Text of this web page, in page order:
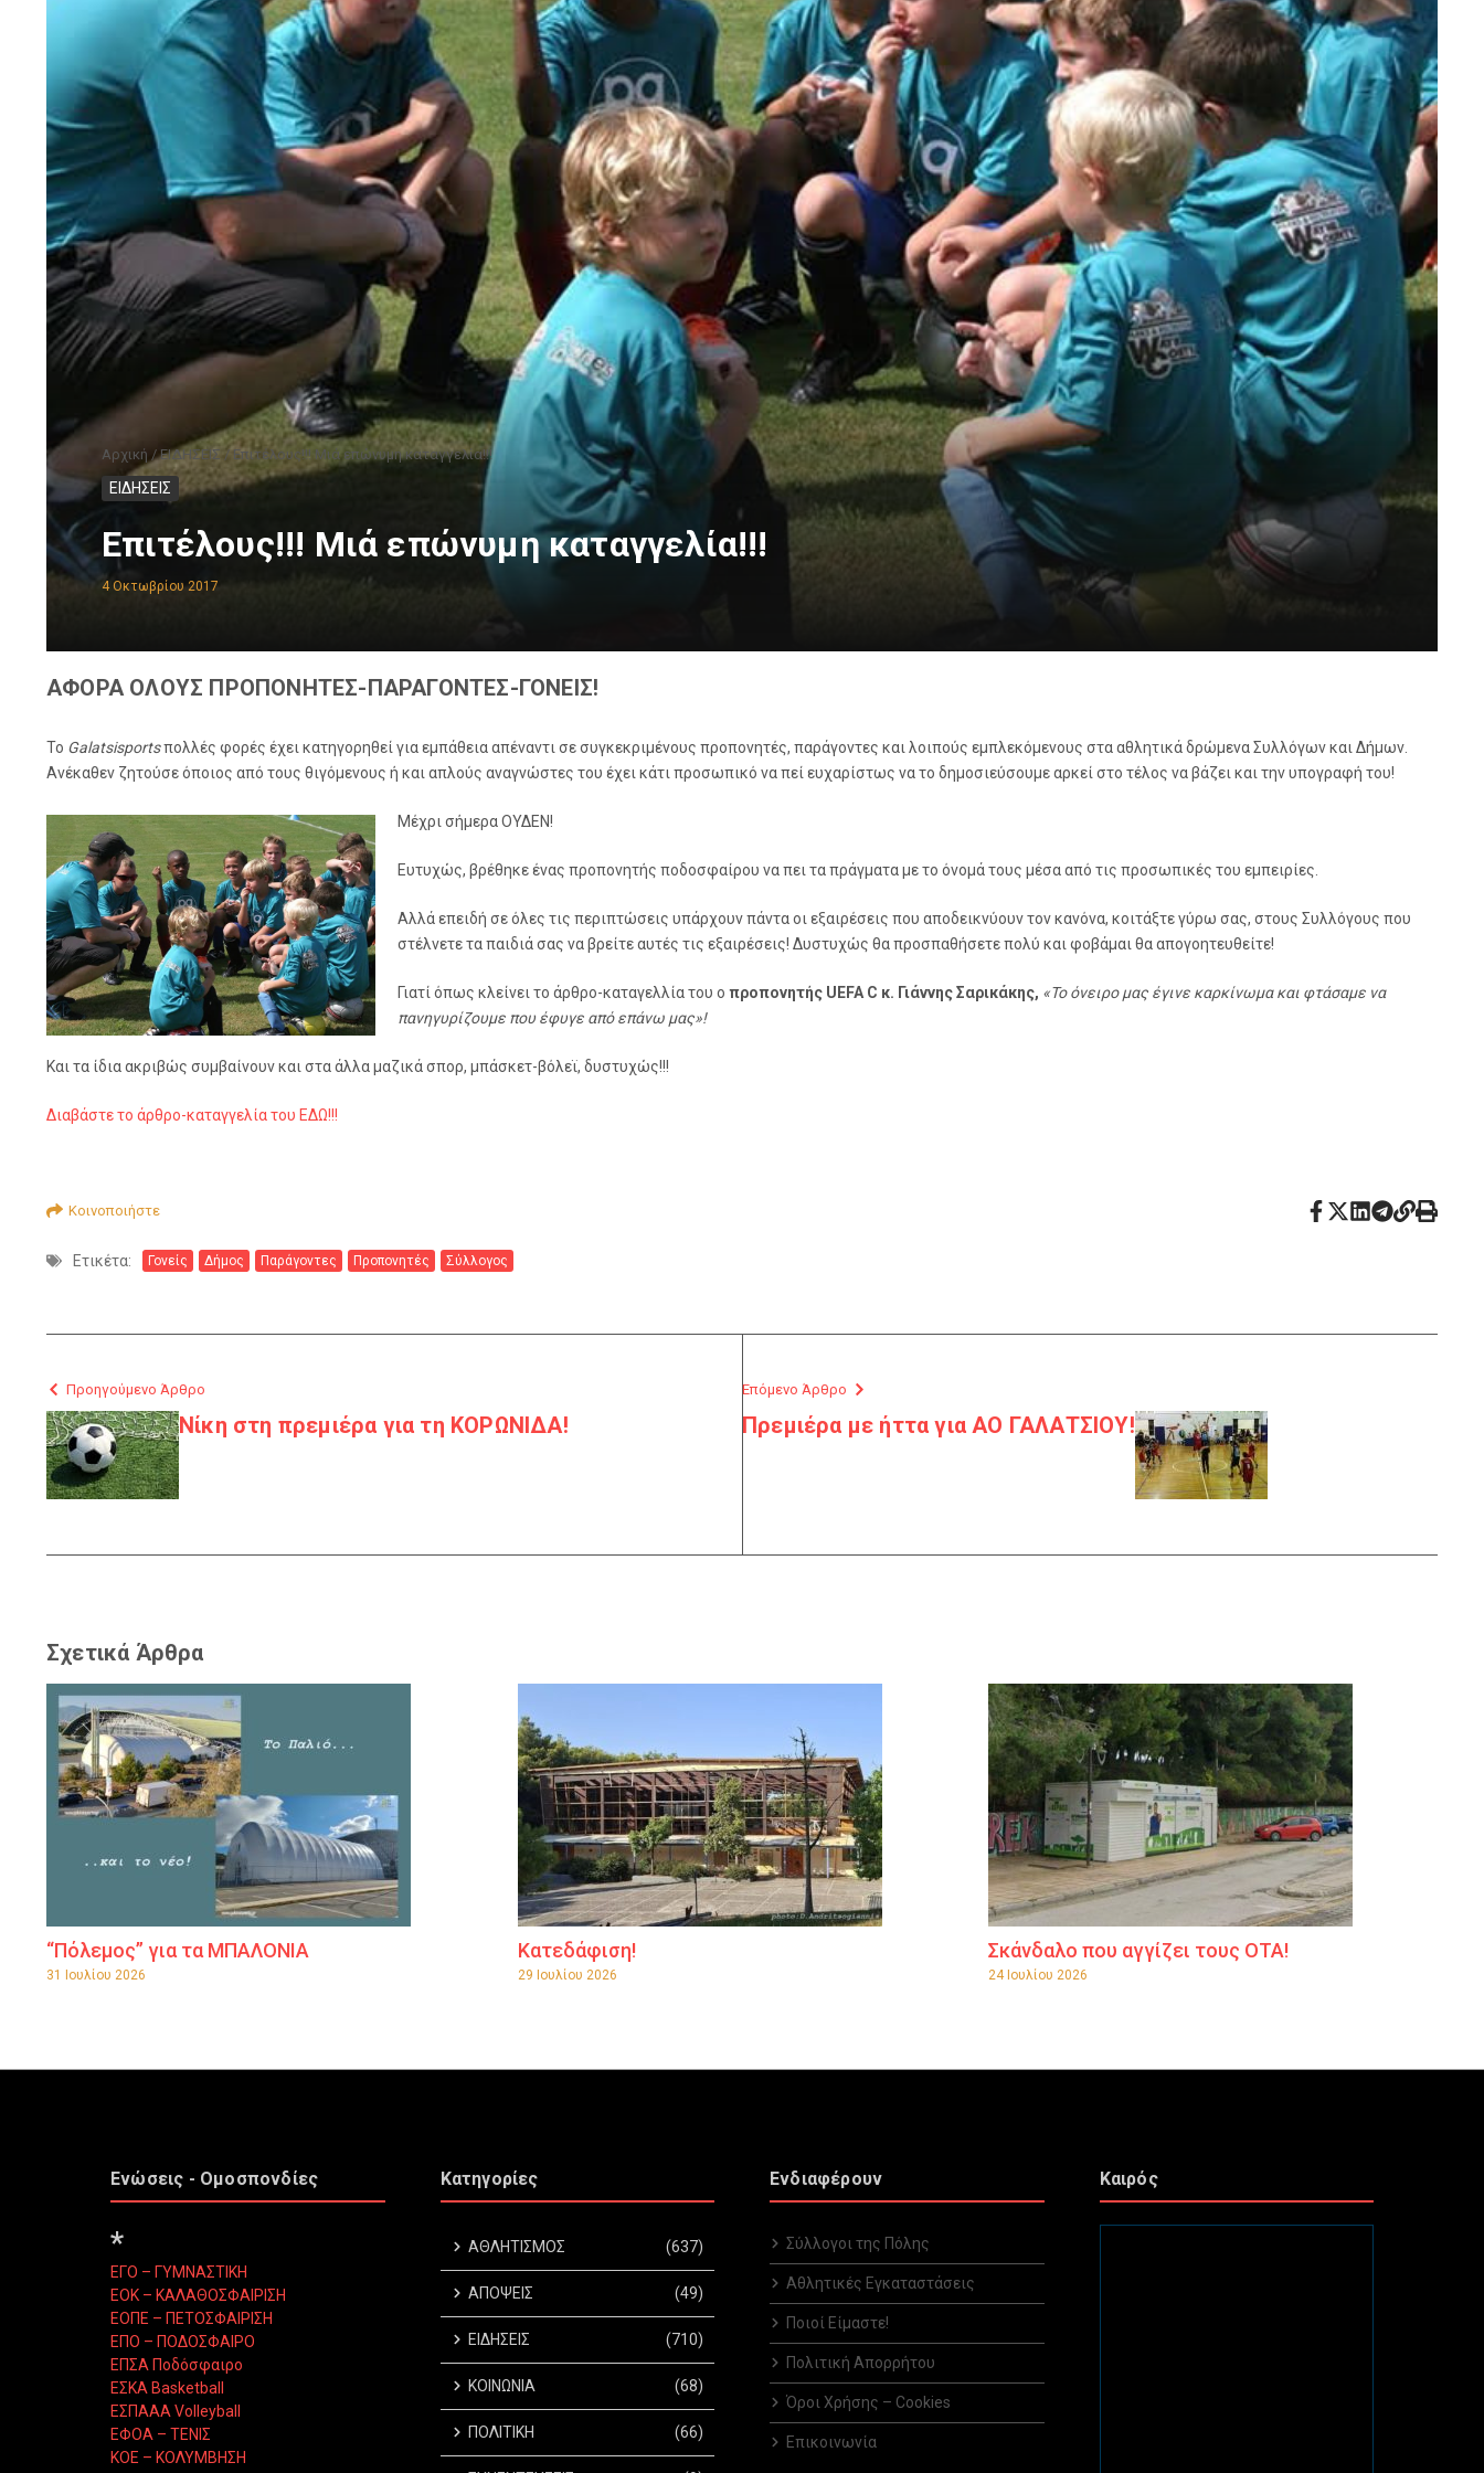
Αρχική /ΕΙΔΗΣΕΙΣ /Επιτέλους!!! Μιά επώνυμη καταγγελία!!!
ΕΙΔΗΣΕΙΣ
Επιτέλους!!! Μιά επώνυμη καταγγελία!!!
4 Οκτωβρίου 2017
ΑΦΟΡΑ ΟΛΟΥΣ ΠΡΟΠΟΝΗΤΕΣ-ΠΑΡΑΓΟΝΤΕΣ-ΓΟΝΕΙΣ!
To Galatsisportsπολλές φορές έχει κατηγορηθεί για εμπάθεια απέναντι σε συγκεκριμένους προπονητές, παράγοντες και λοιπούς εμπλεκόμενους στα αθλητικά δρώμενα Συλλόγων και Δήμων.
Ανέκαθεν ζητούσε όποιος από τους θιγόμενους ή και απλούς αναγνώστες του έχει κάτι προσωπικό να πεί ευχαρίστως να το δημοσιεύσουμε αρκεί στο τέλος να βάζει και την υπογραφή του!
Μέχρι σήμερα ΟΥΔΕΝ!
Ευτυχώς, βρέθηκε ένας προπονητής ποδοσφαίρου να πει τα πράγματα με το όνομά τους μέσα από τις προσωπικές του εμπειρίες.
Αλλά επειδή σε όλες τις περιπτώσεις υπάρχουν πάντα οι εξαιρέσεις που αποδεικνύουν τον κανόνα, κοιτάξτε γύρω σας, στους Συλλόγους που
στέλνετε τα παιδιά σας να βρείτε αυτές τις εξαιρέσεις! Δυστυχώς θα προσπαθήσετε πολύ και φοβάμαι θα απογοητευθείτε!
Γιατί όπως κλείνει το άρθρο-καταγελλία του ο προπονητής UEFA C κ. Γιάννης Σαρικάκης, «Το όνειρο μας έγινε καρκίνωμα και φτάσαμε να
πανηγυρίζουμε που έφυγε από επάνω μας»!
Και τα ίδια ακριβώς συμβαίνουν και στα άλλα μαζικά σπορ, μπάσκετ-βόλεϊ, δυστυχώς!!!
Διαβάστε το άρθρο-καταγγελία του ΕΔΩ!!!
Κοινοποιήστε
Ετικέτα: Γονείς Δήμος Παράγοντες Προπονητές Σύλλογος
Προηγούμενο Άρθρο
Νίκη στη πρεμιέρα για τη ΚΟΡΩΝΙΔΑ!
Επόμενο Άρθρο
Πρεμιέρα με ήττα για ΑΟ ΓΑΛΑΤΣΙΟΥ!
Σχετικά Άρθρα
“Πόλεμος” για τα ΜΠΑΛΟΝΙΑ
31 Ιουλίου 2026
Κατεδάφιση!
29 Ιουλίου 2026
Σκάνδαλο που αγγίζει τους ΟΤΑ!
24 Ιουλίου 2026
Ενώσεις - Ομοσπονδίες
*
ΕΓΟ – ΓΥΜΝΑΣΤΙΚΗ
ΕΟΚ – ΚΑΛΑΘΟΣΦΑΙΡΙΣΗ
ΕΟΠΕ – ΠΕΤΟΣΦΑΙΡΙΣΗ
ΕΠΟ – ΠΟΔΟΣΦΑΙΡΟ
ΕΠΣΑ Ποδόσφαιρο
ΕΣΚΑ Basketball
ΕΣΠΑΑΑ Volleyball
ΕΦΟΑ – ΤΕΝΙΣ
ΚΟΕ – ΚΟΛΥΜΒΗΣΗ
Κατηγορίες
ΑΘΛΗΤΙΣΜΟΣ (637)
ΑΠΟΨΕΙΣ (49)
ΕΙΔΗΣΕΙΣ (710)
ΚΟΙΝΩΝΙΑ (68)
ΠΟΛΙΤΙΚΗ (66)
Ενδιαφέρουν
Σύλλογοι της Πόλης
Αθλητικές Εγκαταστάσεις
Ποιοί Είμαστε!
Πολιτική Απορρήτου
Όροι Χρήσης – Cookies
Επικοινωνία
Καιρός